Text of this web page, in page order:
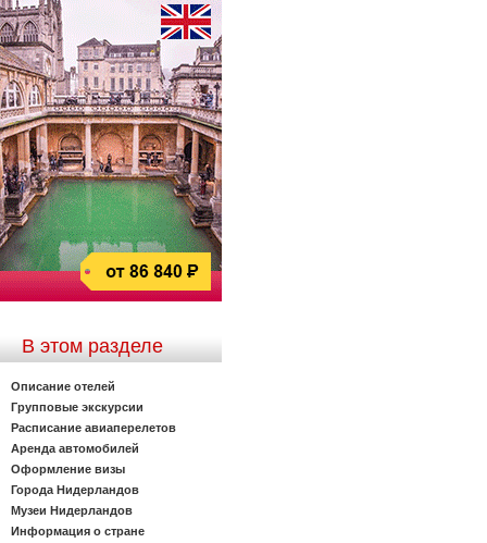
В этом разделе
Описание отелей
Групповые экскурсии
Расписание авиаперелетов
Аренда автомобилей
Оформление визы
Города Нидерландов
Музеи Нидерландов
Информация о стране